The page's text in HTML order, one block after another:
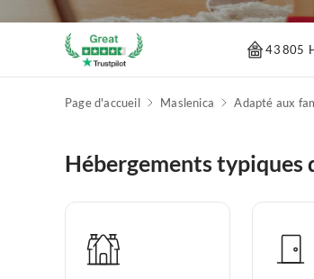
43 805
Page d'accueil Maslenica Adapté aux
Hébergements typiques